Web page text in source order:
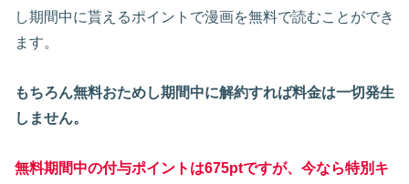
し期間中に貰えるポイントで漫画を無料で読むことができ
ます。
もちろん無料おためし期間中に解約すれば料金は一切発生
しません。
無料期間中の付与ポイントは675ptですが、今なら特別キ